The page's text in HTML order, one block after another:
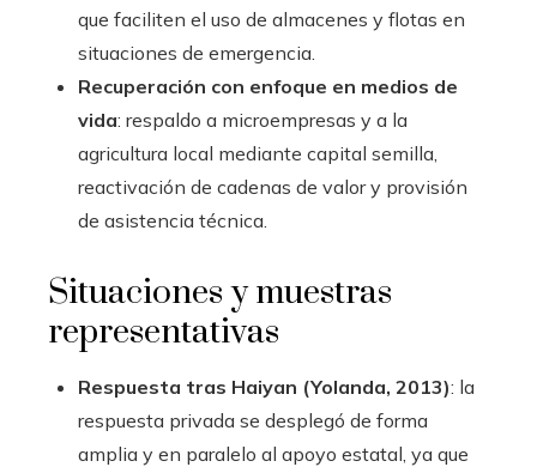
que faciliten el uso de almacenes y flotas en
situaciones de emergencia.
Recuperación con enfoque en medios de
vida: respaldo a microempresas y a la
agricultura local mediante capital semilla,
reactivación de cadenas de valor y provisión
de asistencia técnica.
Situaciones y muestras
representativas
Respuesta tras Haiyan (Yolanda, 2013): la
respuesta privada se desplegó de forma
amplia y en paralelo al apoyo estatal, ya que